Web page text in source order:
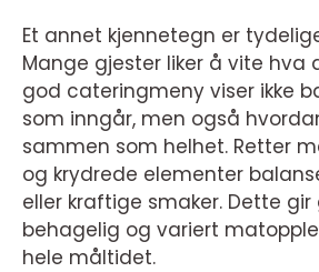
Et annet kjennetegn er
Mange gjester liker å vite hva
god cateringmeny viser ikke
som inngår, men også
sammen som helhet. Retter
og krydrede elementer
eller kraftige smaker. Dette
behagelig og variert
hele måltidet.